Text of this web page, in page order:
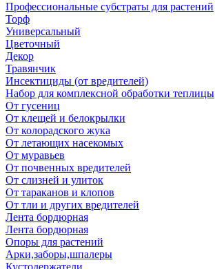
Профессиональные субстраты для растений
Торф
Универсальный
Цветочный
Декор
Травянчик
Инсектициды (от вредителей)
Набор для комплексной обработки теплицы
От гусениц
От клещей и белокрылки
От колорадского жука
От летающих насекомых
От муравьев
От почвенных вредителей
От слизней и улиток
От тараканов и клопов
От тли и других вредителей
Лента бордюрная
Лента бордюрная
Опоры для растений
Арки,заборы,шпалеры
Кустодержатели